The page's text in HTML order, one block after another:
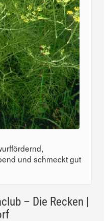
und schmeckt gut
– Die Recken |